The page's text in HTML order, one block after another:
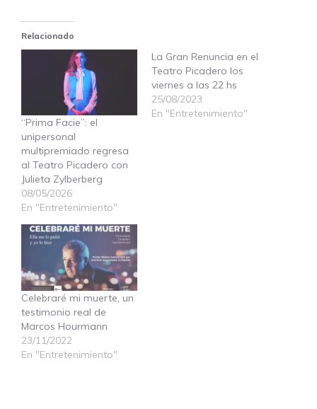
Relacionado
“Prima Facie”: el
unipersonal
multipremiado regresa
al Teatro Picadero con
Julieta Zylberberg
08/05/2026
En "Entretenimiento"
La Gran Renuncia en el
Teatro Picadero los
viernes a las 22 hs
25/08/2023
En "Entretenimiento"
Celebraré mi muerte, un
testimonio real de
Marcos Hourmann
23/11/2022
En "Entretenimiento"